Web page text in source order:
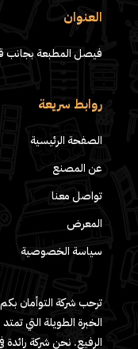
العنوان
فيصل المطبعة بجانب
روابط سريعة
الصفحة الرئيسية
عن المصنع
تواصل معنا
المعرض
سياسة الخصوصية
ترحب شركة التوأمان
الرفيع. نحن شركة رائدة